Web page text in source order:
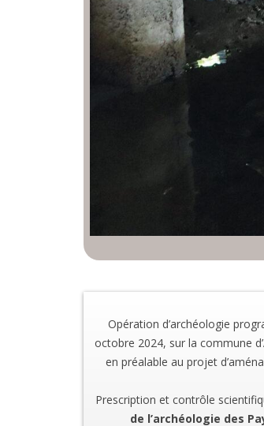
Opération d’archéologie
octobre 2024, sur la commune
en préalable au projet
Prescription et contrôle
de l’archéologie des